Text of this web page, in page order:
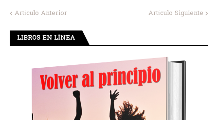
Artículo Anterior Artículo Siguiente
LIBROS EN LÍNEA